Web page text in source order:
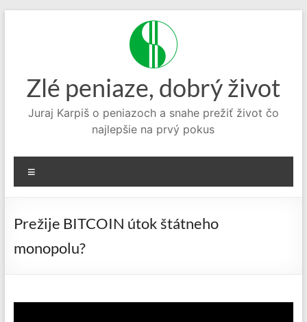
Zlé peniaze, dobrý život
Juraj Karpiš o peniazoch a snahe prežiť život čo
najlepšie na prvý pokus
Prežije BITCOIN útok štátneho
monopolu?